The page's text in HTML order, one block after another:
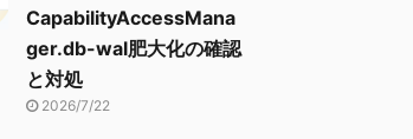
CapabilityAccessMana
ger.db-wal肥大化の確認
と対処
2026/7/22